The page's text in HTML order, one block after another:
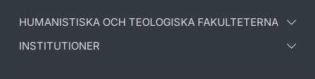
HUMANISTISKA OCH TEOLOGISKA FAKULTETERNA
INSTITUTIONER